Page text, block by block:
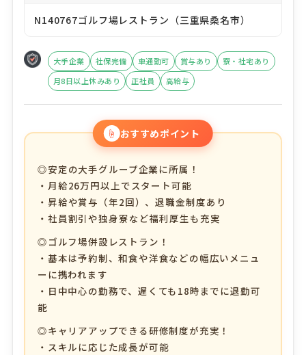
N140767ゴルフ場レストラン（三重県桑名市）
大手企業 社保完備 車通勤可 賞与あり
寮・社宅あり
月8日以上休みあり
正社員 高給与
☝ おすすめポイント
◎安定の大手グループ企業に所属！
・月給26万円以上でスタート可能
・昇給や賞与（年2回）、退職金制度あり
・社員割引や独身寮など福利厚生も充実
◎ゴルフ場併設レストラン！
・基本は予約制、和食や洋食などの幅広いメニュ
ーに携われます
・日中中心の勤務で、遅くても18時までに退勤可
能
◎キャリアアップできる研修制度が充実！
・スキルに応じた成長が可能